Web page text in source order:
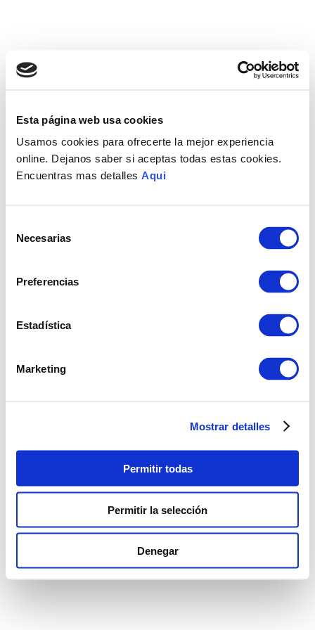
Esta página web usa cookies
Usamos cookies para ofrecerte la mejor experiencia
online. Dejanos saber si aceptas todas estas cookies.
Encuentras mas detalles Aqui
Necesarias
Preferencias
Estadística
Marketing
Mostrar detalles
Permitir todas
Permitir la selección
Denegar